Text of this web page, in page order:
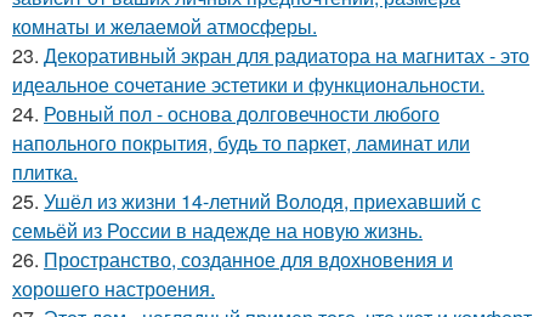
комнаты и желаемой атмосферы.
23. Декоративный экран для радиатора на магнитах - это
идеальное сочетание эстетики и функциональности.
24. Ровный пол - основа долговечности любого
напольного покрытия, будь то паркет, ламинат или
плитка.
25. Ушёл из жизни 14-летний Володя, приехавший с
семьёй из России в надежде на новую жизнь.
26. Пространство, созданное для вдохновения и
хорошего настроения.